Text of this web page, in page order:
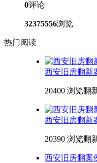
0评论
32375556浏览
热门阅读
西安旧房翻
20400 浏览翻
西安旧房翻
20390 浏览翻
西安旧房翻